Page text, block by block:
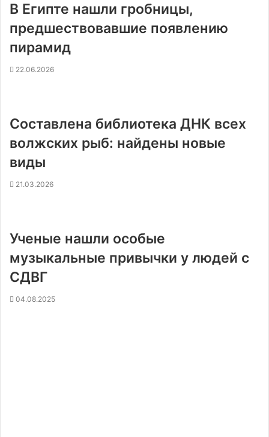
В Египте нашли гробницы,
предшествовавшие появлению
пирамид
22.06.2026
Составлена библиотека ДНК всех
волжских рыб: найдены новые
виды
21.03.2026
Ученые нашли особые
музыкальные привычки у людей с
СДВГ
04.08.2025